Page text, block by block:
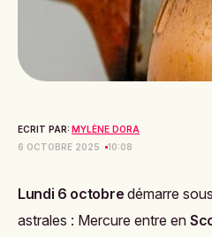
ECRIT PAR: MYLÈNE DORA
6 OCTOBRE 2025
10:08
Lundi 6 octobre démarre
astrales : Mercure entre en